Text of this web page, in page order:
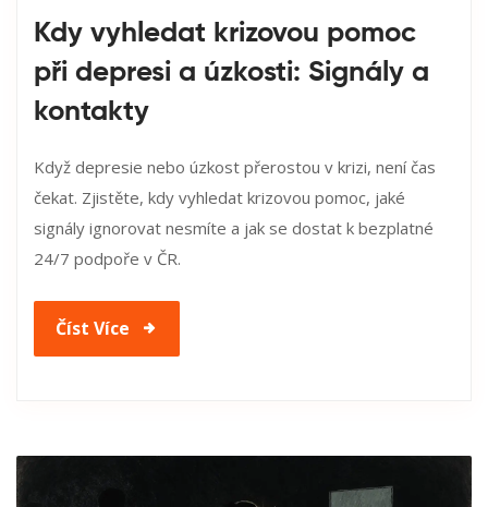
Kdy vyhledat krizovou pomoc
při depresi a úzkosti: Signály a
kontakty
Když depresie nebo úzkost přerostou v krizi, není čas
čekat. Zjistěte, kdy vyhledat krizovou pomoc, jaké
signály ignorovat nesmíte a jak se dostat k bezplatné
24/7 podpoře v ČR.
Číst Více